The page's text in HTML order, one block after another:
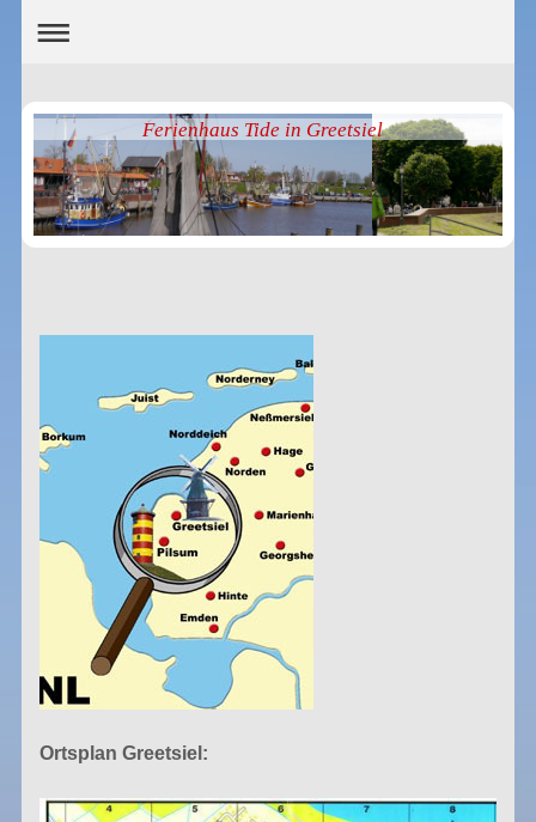
Ferienhaus Tide in Greetsiel
Ortsplan Greetsiel: